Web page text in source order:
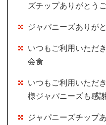
ズチップありがとう
ジャパニーズありが
いつもご利用いただ
会食
いつもご利用いただ
様ジャパニーズも感
ジャパニーズチップ